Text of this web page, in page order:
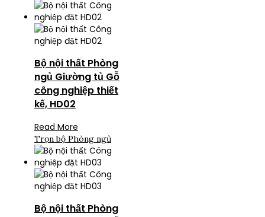
Bộ nội thất Phòng
ngủ Giường tủ Gỗ
công nghiệp thiết
kế, HD02
Read More
Trọn bộ Phòng ngủ
Bộ nội thất Phòng